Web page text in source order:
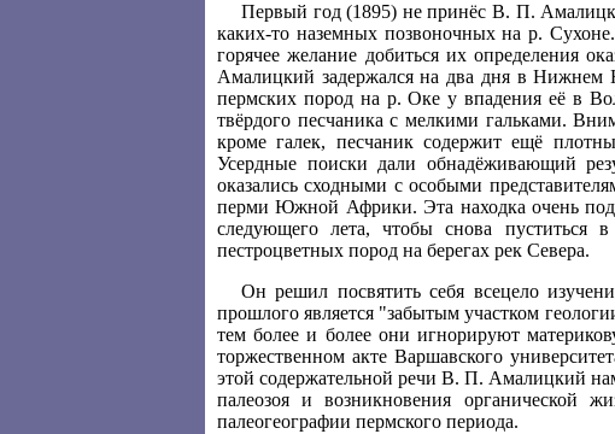
Первый год (1895) не принёс В. П.
каких-то наземных позвоночных на р.
горячее желание добиться их определения
Амалицкий задержался на два дня в Нижнем
пермских пород на р. Оке у впадения её в
твёрдого песчаника с мелкими гальками.
кроме галек, песчаник содержит ещё
Усердные поиски дали обнадёживающий
оказались сходными с особыми
перми Южной Африки. Эта находка очень
следующего лета, чтобы снова пуститься
пестроцветных пород на берегах рек Севера.
Он решил посвятить себя всецело
прошлого является "забытым участком
тем более и более они игнорируют
торжественном акте Варшавского
этой содержательной речи В. П. Амалицкий
палеозоя и возникновения органической
палеогеографии пермского периода.